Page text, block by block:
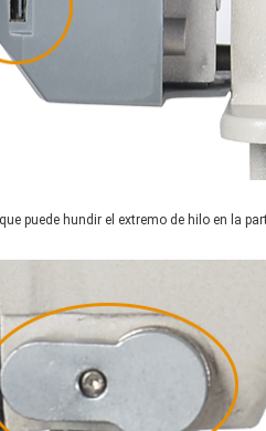
puede hundir el extremo de hilo en la